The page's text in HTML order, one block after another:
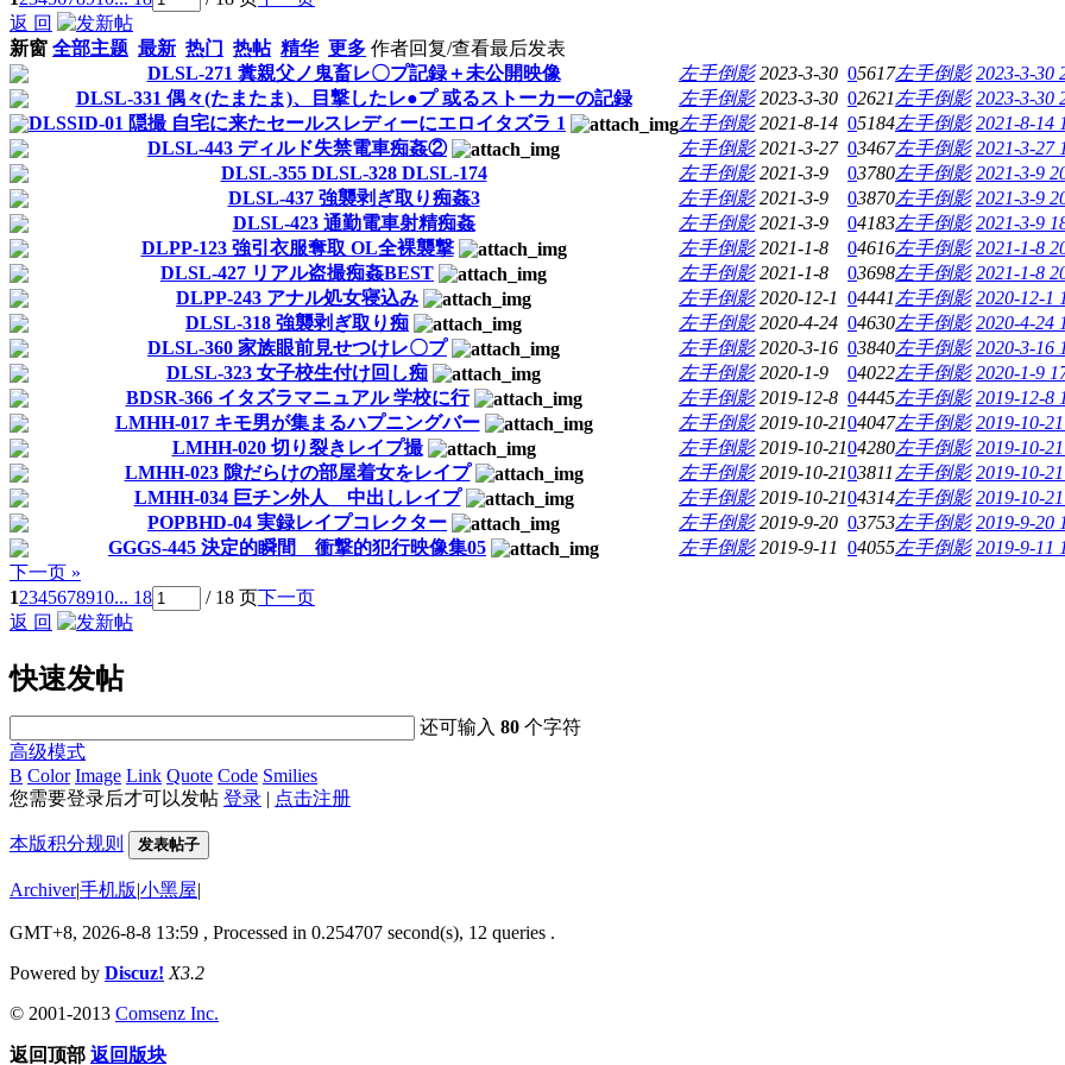
返 回
新窗 全部主题 最新 热门 热帖 精华 更多 作者回复/查看最后发表
DLSL-271 糞親父ノ鬼畜レ〇プ記録＋未公開映像
左手倒影 2023-3-30 05617左手倒影 2023-3-30
DLSL-331 偶々(たまたま)、目撃したレ●プ 或るストーカーの記録
左手倒影 2023-3-30 02621左手倒影 2023-3-30
DLSSID-01 隠撮 自宅に来たセールスレディーにエロイタズラ 1
左手倒影 2021-8-14 05184左手倒影 2021-8-14
DLSL-443 ディルド失禁電車痴姦②
左手倒影 2021-3-27 03467左手倒影 2021-3-27
DLSL-355 DLSL-328 DLSL-174
左手倒影 2021-3-9 03780左手倒影 2021-3-9
DLSL-437 強襲剥ぎ取り痴姦3
左手倒影 2021-3-9 03870左手倒影 2021-3-9
DLSL-423 通勤電車射精痴姦
左手倒影 2021-3-9 04183左手倒影 2021-3-9
DLPP-123 強引衣服奪取 OL全裸襲撃
左手倒影 2021-1-8 04616左手倒影 2021-1-8
DLSL-427 リアル盗撮痴姦BEST
左手倒影 2021-1-8 03698左手倒影 2021-1-8
DLPP-243 アナル処女寝込み
左手倒影 2020-12-1 04441左手倒影 2020-12-1
DLSL-318 強襲剥ぎ取り痴
左手倒影 2020-4-24 04630左手倒影 2020-4-24
DLSL-360 家族眼前見せつけレ〇プ
左手倒影 2020-3-16 03840左手倒影 2020-3-16
DLSL-323 女子校生付け回し痴
左手倒影 2020-1-9 04022左手倒影 2020-1-9
BDSR-366 イタズラマニュアル 学校に行
左手倒影 2019-12-8 04445左手倒影 2019-12-8
LMHH-017 キモ男が集まるハプニングバー
左手倒影 2019-10-2104047左手倒影 2019-10-
LMHH-020 切り裂きレイプ撮
左手倒影 2019-10-2104280左手倒影 2019-10-
LMHH-023 隙だらけの部屋着女をレイプ
左手倒影 2019-10-2103811 左手倒影 2019-10-
LMHH-034 巨チン外人 中出しレイプ
左手倒影 2019-10-2104314左手倒影 2019-10-
POPBHD-04 実録レイプコレクター
左手倒影 2019-9-20 03753左手倒影 2019-9-20
GGGS-445 決定的瞬間 衝撃的犯行映像集05
左手倒影 2019-9-11 04055左手倒影 2019-9-11
下一页 »
12345678910... 18 / 18 页下一页
返 回
快速发帖
还可输入80 个字符
高级模式
B Color Image Link Quote Code Smilies
您需要登录后才可以发帖 登录 | 点击注册
本版积分规则 发表帖子
Archiver|手机版|小黑屋|
GMT+8, 2026-8-8 13:59 , Processed in 0.254707 second(s), 12 queries .
Powered by Discuz! X3.2
© 2001-2013 Comsenz Inc.
返回顶部 返回版块